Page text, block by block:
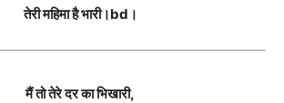
तेरी महिमा है भारी।bd।
मैं तो तेरे दर का भिखारी,